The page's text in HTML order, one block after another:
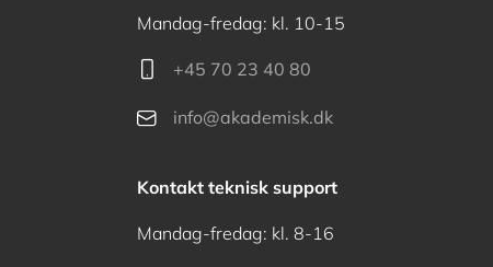
Mandag-fredag: kl. 10-15
+45 70 23 40 80
info@akademisk.dk
Kontakt teknisk support
Mandag-fredag: kl. 8-16